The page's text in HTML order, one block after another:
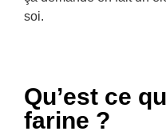
soi.
Qu’est ce
farine ?